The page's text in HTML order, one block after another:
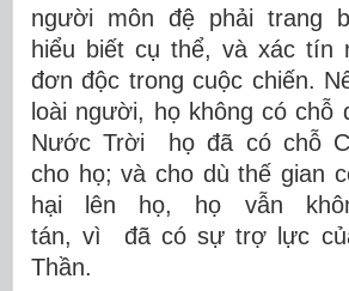
người môn đệ phải trang
hiểu biết cụ thể, và xác tín
đơn độc trong cuộc chiến.
loài người, họ không có chỗ
Nước Trời họ đã có chỗ
cho họ; và cho dù thế gian
hại lên họ, họ vẫn
tán, vì đã có sự trợ lực
Thần.